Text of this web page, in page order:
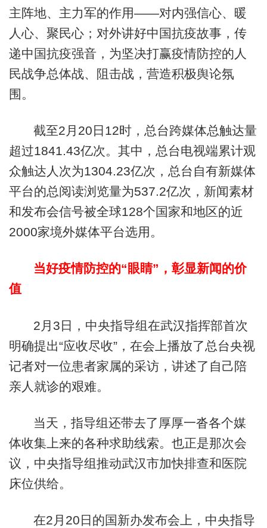
主阵地、主力军的作用——对内强信心、暖
人心、聚民心；对外讲好中国抗疫故事，传
递中国抗疫强音，为坚决打赢疫情防控的人
民战争总体战、阻击战，营造积极舆论氛
围。
截至2月20日12时，总台跨媒体总触达量
超过1841.43亿次。其中，总台电视端累计观
众触达人次为1304.23亿次，总台自有新媒体
平台的总阅读浏览量为537.2亿次，新闻素材
和发布会信号被全球128个国家和地区的近
2000家境外媒体平台选用。
当好疫情防控的“眼睛”，彰显新闻的价
值
2月3日，中央指导组在武汉指挥部首次
明确提出“应收尽收”，在会上播放了总台央视
记者对一位患者家属的采访，讲述了自己陪
亲人就诊的艰难。
当天，指导组还带去了厚厚一沓各个媒
体收集上来的各种求助线索。也正是那次会
议，中央指导组推动武汉市加快排查和医院
床位供给。
在2月20日的国新办发布会上，中央指导